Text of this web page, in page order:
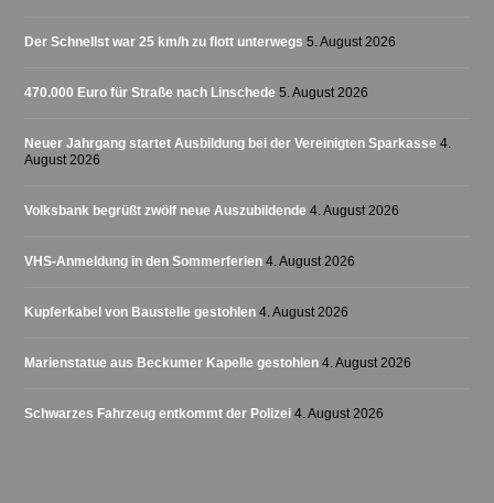
Der Schnellst war 25 km/h zu flott unterwegs 5. August 2026
470.000 Euro für Straße nach Linschede 5. August 2026
Neuer Jahrgang startet Ausbildung bei der Vereinigten Sparkasse 4.
August 2026
Volksbank begrüßt zwölf neue Auszubildende 4. August 2026
VHS-Anmeldung in den Sommerferien 4. August 2026
Kupferkabel von Baustelle gestohlen 4. August 2026
Marienstatue aus Beckumer Kapelle gestohlen 4. August 2026
Schwarzes Fahrzeug entkommt der Polizei 4. August 2026